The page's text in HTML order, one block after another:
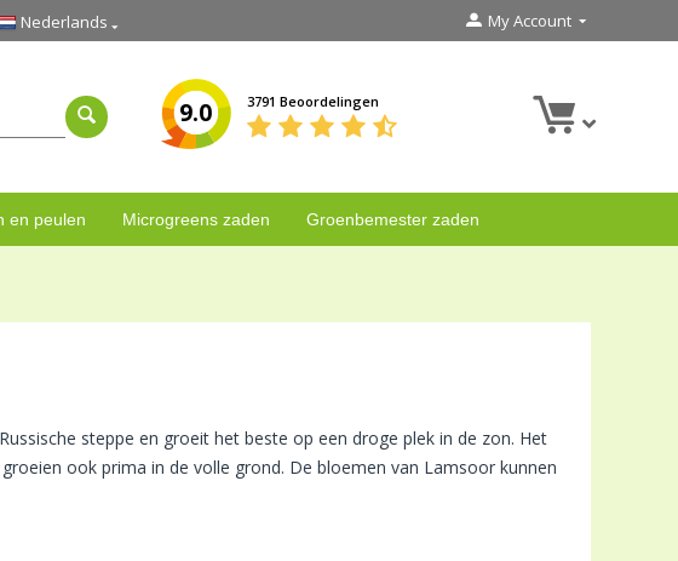
Nederlands My Account
9.0 3791 Beoordelingen
en peulen Microgreens zaden Groenbemester zaden
steppe en groeit het beste op een droge plek in de zon. Het
ook prima in de volle grond. De bloemen van Lamsoor kunnen